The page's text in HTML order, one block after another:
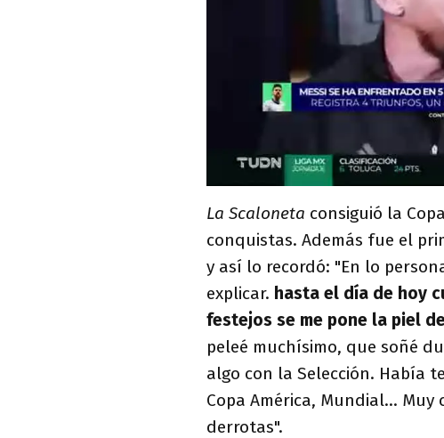
La Scaloneta consiguió la
conquistas. Además fue el
y así lo recordó: "En lo
explicar. hasta el día de hoy
festejos se me pone la piel
peleé muchísimo, que soñé
algo con la Selección. Había
Copa América, Mundial...
derrotas".